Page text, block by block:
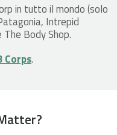
in tutto il mondo (solo
Intrepid
Body Shop.
Corps.